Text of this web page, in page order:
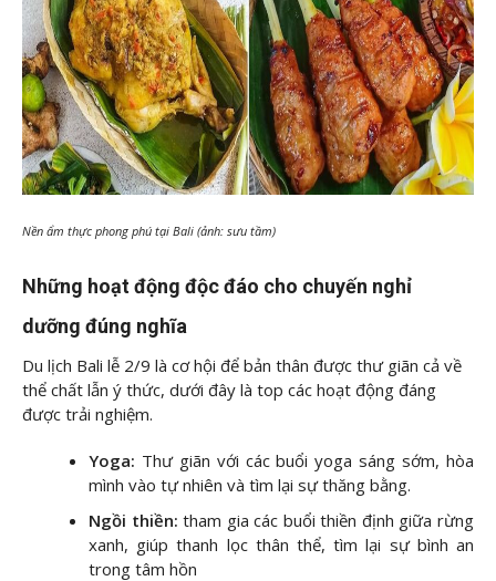
Nền ẩm thực phong phú tại Bali (ảnh: sưu tầm)
Những hoạt động độc đáo cho chuyến nghỉ
dưỡng đúng nghĩa
Du lịch Bali lễ 2/9 là cơ hội để bản thân được thư giãn cả về
thể chất lẫn ý thức, dưới đây là top các hoạt động đáng
được trải nghiệm.
Yoga: Thư giãn với các buổi yoga sáng sớm, hòa
mình vào tự nhiên và tìm lại sự thăng bằng.
Ngồi thiền: tham gia các buổi thiền định giữa rừng
xanh, giúp thanh lọc thân thể, tìm lại sự bình an
trong tâm hồn